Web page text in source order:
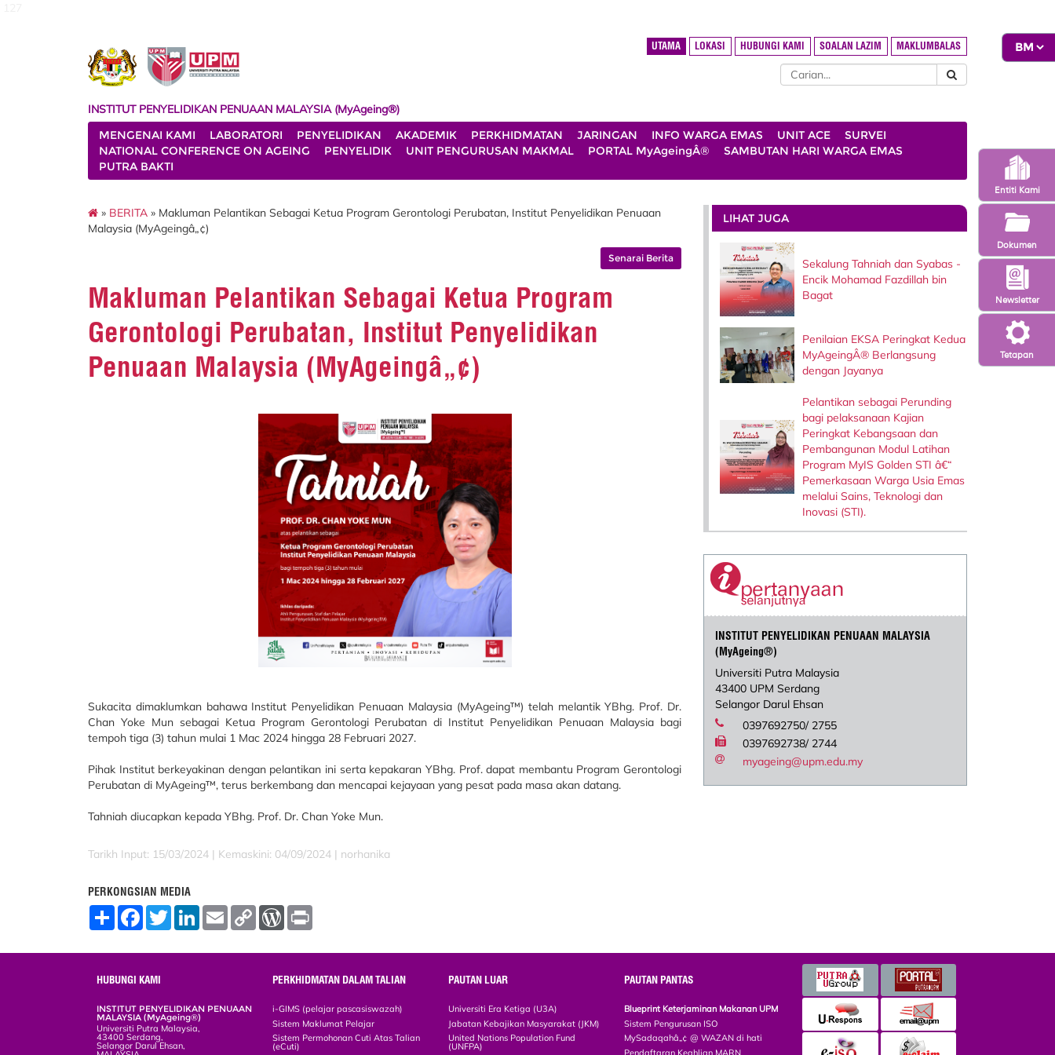
Tetapan
Newsletter
Entiti Kami
Dokumen
UTAMA LOKASI HUBUNGI KAMI SOALAN LAZIM MAKLUMBALAS
INSTITUT PENYELIDIKAN PENUAAN MALAYSIA (MyAgeing®)
MENGENAI KAMI
LABORATORI PENYELIDIKAN AKADEMIK PERKHIDMATAN JARINGAN INFO WARGA EMAS UNIT ACE
SURVEI
NATIONAL CONFERENCE ON AGEING
PENYELIDIK UNIT PENGURUSAN MAKMAL PORTAL MyAgeingÂ®
SAMBUTAN HARI WARGA EMAS
PUTRA BAKTI
» BERITA » Makluman Pelantikan Sebagai Ketua Program Gerontologi Perubatan, Institut Penyelidikan Penuaan
Malaysia (MyAgeingâ„¢)
Senarai Berita
Makluman Pelantikan Sebagai Ketua Program
Gerontologi Perubatan, Institut Penyelidikan
Penuaan Malaysia (MyAgeingâ„¢)
Sukacita dimaklumkan bahawa Institut Penyelidikan Penuaan Malaysia (MyAgeing™) telah melantik YBhg. Prof. Dr.
Chan Yoke Mun sebagai Ketua Program Gerontologi Perubatan di Institut Penyelidikan Penuaan Malaysia bagi
tempoh tiga (3) tahun mulai 1 Mac 2024 hingga 28 Februari 2027.
Pihak Institut berkeyakinan dengan pelantikan ini serta kepakaran YBhg. Prof. dapat membantu Program Gerontologi
Perubatan di MyAgeing™, terus berkembang dan mencapai kejayaan yang pesat pada masa akan datang.
Tahniah diucapkan kepada YBhg. Prof. Dr. Chan Yoke Mun.
Tarikh Input: 15/03/2024 | Kemaskini: 04/09/2024 | norhanika
PERKONGSIAN MEDIA
S
F
o
o
T
w
L
E
m
C
W
r
e
s
LIHAT JUGA
Sekalung Tahniah dan Syabas -
Encik Mohamad Fazdillah bin
Bagat
Penilaian EKSA Peringkat Kedua
MyAgeingÂ® Berlangsung
dengan Jayanya
Pelantikan sebagai Perunding
bagi pelaksanaan Kajian
Peringkat Kebangsaan dan
Pembangunan Modul Latihan
Program MyIS Golden STI â€“
Pemerkasaan Warga Usia Emas
melalui Sains, Teknologi dan
Inovasi (STI).
INSTITUT PENYELIDIKAN PENUAAN MALAYSIA
(MyAgeing®)
Universiti Putra Malaysia
43400 UPM Serdang
Selangor Darul Ehsan
0397692750/ 2755
0397692738/ 2744
myageing@upm.edu.my
HUBUNGI KAMI
INSTITUT PENYELIDIKAN PENUAAN
MALAYSIA (MyAgeing®)
Universiti Putra Malaysia,
43400 Serdang,
Selangor Darul Ehsan,
PERKHIDMATAN DALAM TALIAN
i-GIMS (pelajar pascasiswazah)
Sistem Maklumat Pelajar
Sistem Permohonan Cuti Atas Talian
(eCuti)
PAUTAN LUAR
Universiti Era Ketiga (U3A)
Jabatan Kebajikan Masyarakat (JKM)
United Nations Population Fund
(UNFPA)
PAUTAN PANTAS
Blueprint Keterjaminan Makanan UPM
Sistem Pengurusan ISO
MySadaqahâ„¢ @ WAZAN di hati